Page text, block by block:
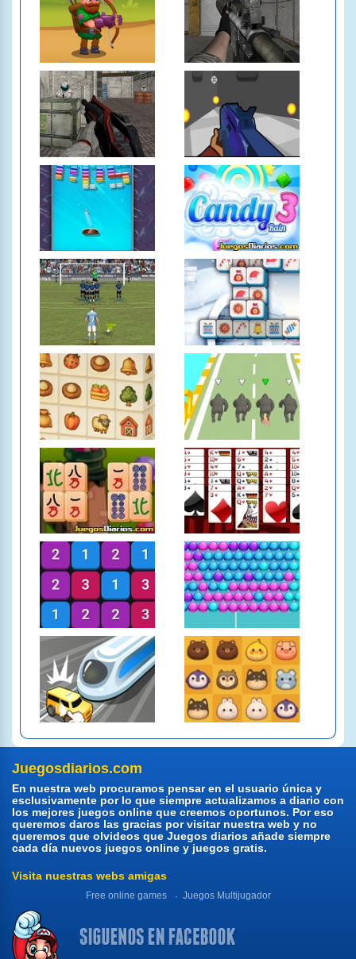
Juegosdiarios.com
En nuestra web procuramos pensar en el usuario única y
esclusivamente por lo que siempre actualizamos a diario con
los mejores juegos online que creemos oportunos. Por eso
queremos daros las gracias por visitar nuestra web y no
queremos que olvideos que Juegos diarios añade siempre
cada día nuevos juegos online y juegos gratis.
Visita nuestras webs amigas
Free online games Juegos Multijugador